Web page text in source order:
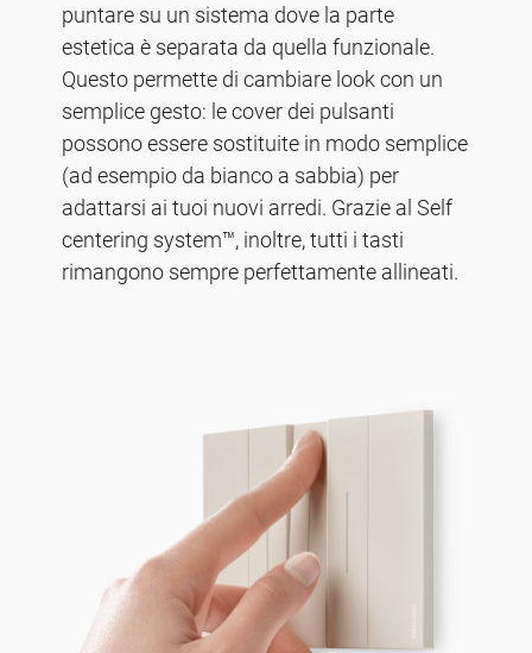
puntare su un sistema dove la parte
estetica è separata da quella funzionale.
Questo permette di cambiare look con un
semplice gesto: le cover dei pulsanti
possono essere sostituite in modo semplice
(ad esempio da bianco a sabbia) per
adattarsi ai tuoi nuovi arredi. Grazie al Self
centering system™, inoltre, tutti i tasti
rimangono sempre perfettamente allineati.